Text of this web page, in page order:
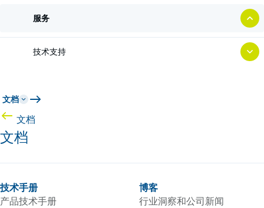
服务
技术支持
文档
文档
文档
技术手册
产品技术手册
博客
行业洞察和公司新闻